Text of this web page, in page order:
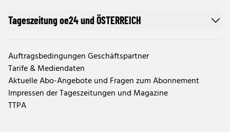
Tageszeitung oe24 und ÖSTERREICH
Auftragsbedingungen Geschäftspartner
Tarife & Mediendaten
Aktuelle Abo-Angebote und Fragen zum Abonnement
Impressen der Tageszeitungen und Magazine
TTPA